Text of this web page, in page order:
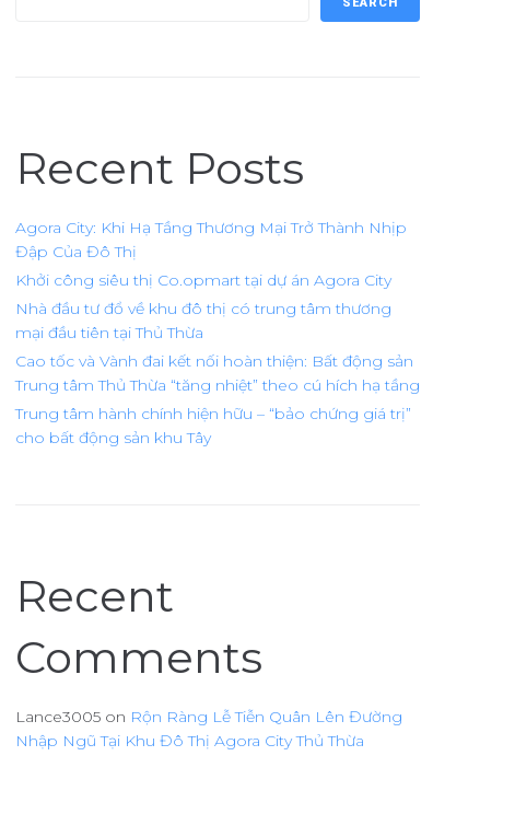
Recent Posts
Agora City: Khi Hạ Tầng Thương Mại Trở Thành Nhịp
Đập Của Đô Thị
Khởi công siêu thị Co.opmart tại dự án Agora City
Nhà đầu tư đổ về khu đô thị có trung tâm thương
mại đầu tiên tại Thủ Thừa
Cao tốc và Vành đai kết nối hoàn thiện: Bất động sản
Trung tâm Thủ Thừa “tăng nhiệt” theo cú hích hạ tầng
Trung tâm hành chính hiện hữu – “bảo chứng giá trị”
cho bất động sản khu Tây
Recent
Comments
Lance3005 on Rộn Ràng Lễ Tiễn Quân Lên Đường
Nhập Ngũ Tại Khu Đô Thị Agora City Thủ Thừa